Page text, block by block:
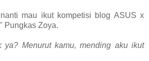
mau ikut kompetisi blog ASUS x
Pungkas Zoya.
ya? Menurut kamu, mending aku ikut